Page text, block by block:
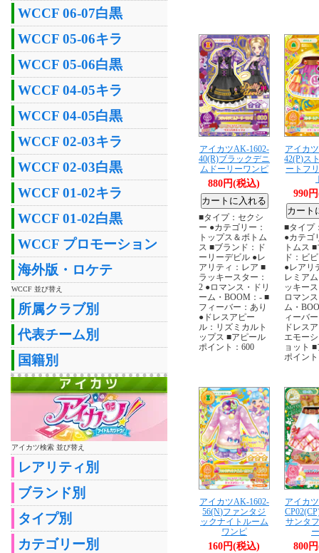
WCCF 06-07白黒
WCCF 05-06キラ
WCCF 05-06白黒
WCCF 04-05キラ
WCCF 04-05白黒
WCCF 02-03キラ
WCCF 02-03白黒
WCCF 01-02キラ
WCCF 01-02白黒
WCCF プロモーション
海外版・ロケテ
WCCF 並び替え
所属クラブ別
代表チーム別
国籍別
アイカツ検索 並び替え
レアリティ別
ブランド別
タイプ別
カテゴリー別
アイカツAK-1602-
40(R)ブラックデニ
ムドーリーワンピ
880円(税込)
■タイプ：セクシ
ー ●カテゴリー：
トップス＆ボトム
ス ■ブランド：ド
ーリーデビル ●レ
アリティ：レア ■
ラッキースター：
2 ●ロマンス・ドリ
ーム・BOOM：- ■
フィーバー：あり
●ドレスアピー
ル：リズミカルト
ップス ■アピール
ポイント：600
アイカ
42(P)ス
ートフ
990
■タイプ
●カテゴ
トムス
ド：ビ
●レアリ
レミア
ッキー
ロマン
ム・
ィーバ
ドレス
エモー
ョット
ポイン
アイカツAK-1602-
56(N)ファンタジ
ックナイトルーム
ワンピ
160円(税込)
アイカ
サンタ
800